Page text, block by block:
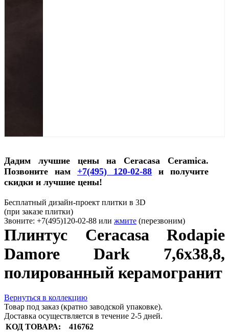
Дадим лучшие цены на Ceracasa Ceramica.
Позвоните нам +7(495) 120-02-88 и получите
скидки и лучшие цены!
Бесплатный дизайн-проект плитки в 3D
(при заказе плитки)
Звоните: +7(495)120-02-88 или жмите (перезвоним)
Плинтус Ceracasa Rodapie
Damore Dark 7,6x38,8,
полированный керамогранит
Вернуться в коллекцию
Товар под заказ (кратно заводской упаковке).
Доставка осуществляется в течение 2-5 дней.
КОД ТОВАРА:
416762